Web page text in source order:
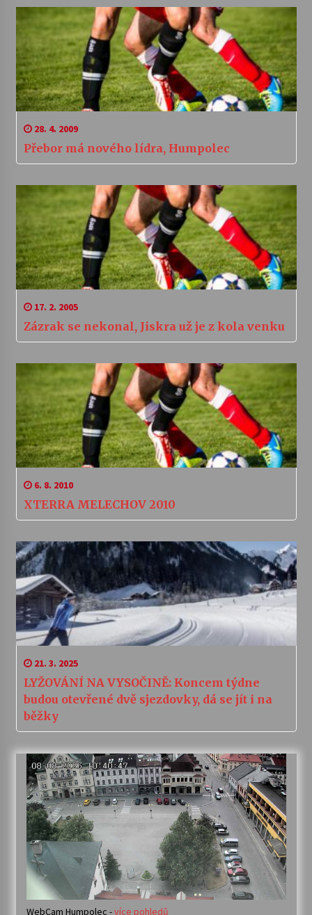
28. 4. 2009
Přebor má nového lídra, Humpolec
17. 2. 2005
Zázrak se nekonal, Jiskra už je z kola venku
6. 8. 2010
XTERRA MELECHOV 2010
21. 3. 2025
LYŽOVÁNÍ NA VYSOČINĚ: Koncem týdne
budou otevřené dvě sjezdovky, dá se jít i na
běžky
WebCam Humpolec -více pohledů